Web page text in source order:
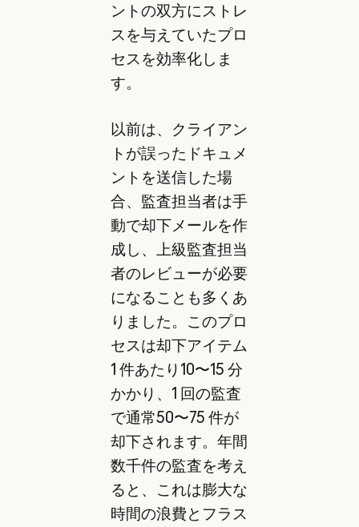
ントの双方にストレ
スを与えていたプロ
セスを効率化しま
す。
以前は、クライアン
トが誤ったドキュメ
ントを送信した場
合、監査担当者は手
動で却下メールを作
成し、上級監査担当
者のレビューが必要
になることも多くあ
りました。このプロ
セスは却下アイテム
1 件あたり10〜15 分
かかり、1 回の監査
で通常50〜75 件が
却下されます。年間
数千件の監査を考え
ると、これは膨大な
時間の浪費とフラス